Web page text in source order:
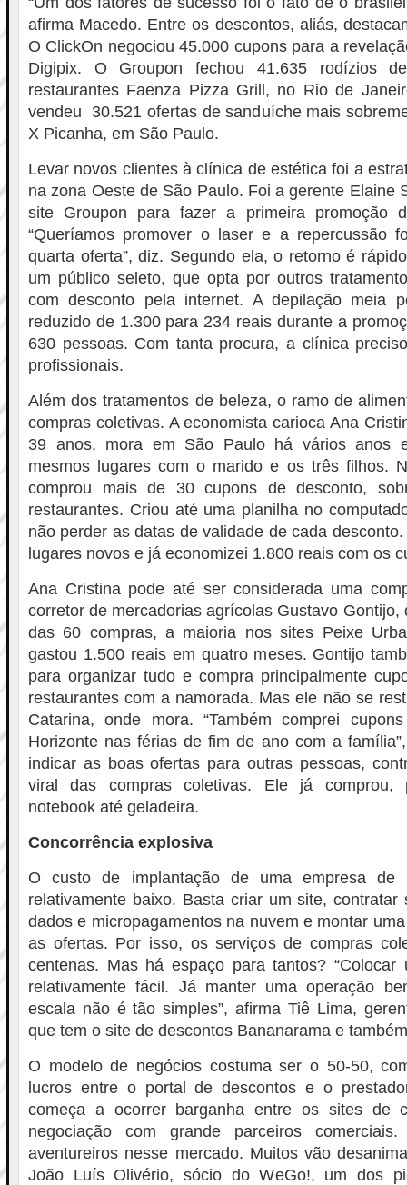
afirma Macedo. Entre os descontos, aliás,
O ClickOn negociou 45.000 cupons para a
Digipix. O Groupon fechou 41.635 rodízios
restaurantes Faenza Pizza Grill, no Rio de
vendeu 30.521 ofertas de sanduíche mais
X Picanha, em São Paulo.
Levar novos clientes à clínica de estética foi a
na zona Oeste de São Paulo. Foi a gerente Elaine
site Groupon para fazer a primeira promoção
“Queríamos promover o laser e a repercussão
quarta oferta”, diz. Segundo ela, o retorno é
um público seleto, que opta por outros
com desconto pela internet. A depilação meia
reduzido de 1.300 para 234 reais durante a
630 pessoas. Com tanta procura, a clínica
profissionais.
Além dos tratamentos de beleza, o ramo de
compras coletivas. A economista carioca Ana
39 anos, mora em São Paulo há vários anos
mesmos lugares com o marido e os três filhos.
comprou mais de 30 cupons de desconto,
restaurantes. Criou até uma planilha no
não perder as datas de validade de cada
lugares novos e já economizei 1.800 reais com os
Ana Cristina pode até ser considerada uma
corretor de mercadorias agrícolas Gustavo Gontijo,
das 60 compras, a maioria nos sites Peixe
gastou 1.500 reais em quatro meses. Gontijo
para organizar tudo e compra principalmente
restaurantes com a namorada. Mas ele não se
Catarina, onde mora. “Também comprei
Horizonte nas férias de fim de ano com a
indicar as boas ofertas para outras pessoas,
viral das compras coletivas. Ele já comprou,
notebook até geladeira.
Concorrência explosiva
O custo de implantação de uma empresa de
relativamente baixo. Basta criar um site, contratar
dados e micropagamentos na nuvem e montar
as ofertas. Por isso, os serviços de compras
centenas. Mas há espaço para tantos?
relativamente fácil. Já manter uma operação
escala não é tão simples”, afirma Tiê Lima,
que tem o site de descontos Bananarama e
O modelo de negócios costuma ser o 50-50,
lucros entre o portal de descontos e o
começa a ocorrer barganha entre os sites de
negociação com grande parceiros
aventureiros nesse mercado. Muitos vão
João Luís Olivério, sócio do WeGo!, um dos